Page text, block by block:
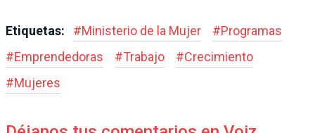
Etiquetas: #Ministerio de la Mujer #Programas
#Emprendedoras #Trabajo #Crecimiento
#Mujeres